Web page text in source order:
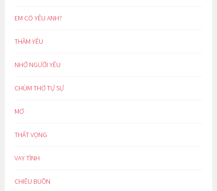
EM CÓ YÊU ANH?
THẦM YÊU
NHỚ NGƯỜI YÊU
CHÙM THƠ TỰ SỰ
MƠ
THẤT VỌNG
VAY TÌNH
CHIỀU BUỒN